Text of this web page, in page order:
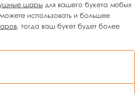
шары для вашего букета любых
использовать и большее
, тогда ваш букет будет более